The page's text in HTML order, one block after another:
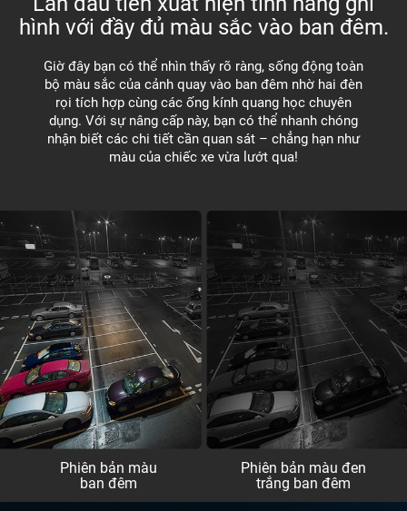
hình với đầy đủ màu sắc vào ban đêm.
Giờ đây bạn có thể nhìn thấy rõ ràng, sống động toàn
bộ màu sắc của cảnh quay vào ban đêm nhờ hai đèn
rọi tích hợp cùng các ống kính quang học chuyên
dụng. Với sự nâng cấp này, bạn có thể nhanh chóng
nhận biết các chi tiết cần quan sát – chẳng hạn như
màu của chiếc xe vừa lướt qua!
Phiên bản màu
ban đêm
Phiên bản màu đen
trắng ban đêm